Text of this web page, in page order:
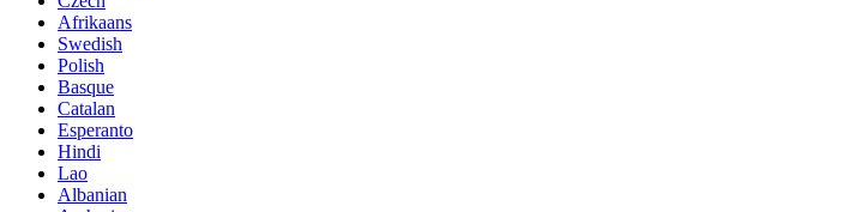
Afrikaans
Swedish
Polish
Basque
Catalan
Esperanto
Hindi
Lao
Albanian